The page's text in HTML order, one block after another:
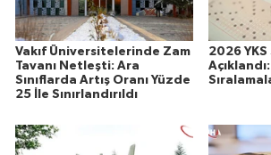
Vakıf Üniversitelerinde Zam
Tavanı Netleşti: Ara
Sınıflarda Artış Oranı Yüzde
25 İle Sınırlandırıldı
2026 YKS